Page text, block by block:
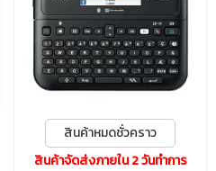
สินค้าหมดชั่วคราว
สินค้าจัดส่งภายใน 2 วันทำการ